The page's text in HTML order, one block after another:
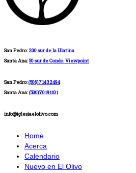
San Pedro: 200 sur de la Ulatina
Santa Ana:50 sur de Condo. Viewpoint
San Pedro:(506)71432494
Santa Ana:(506)70191101
info@iglesiaelolivo.com
Home
Acerca
Calendario
Nuevo en El Olivo